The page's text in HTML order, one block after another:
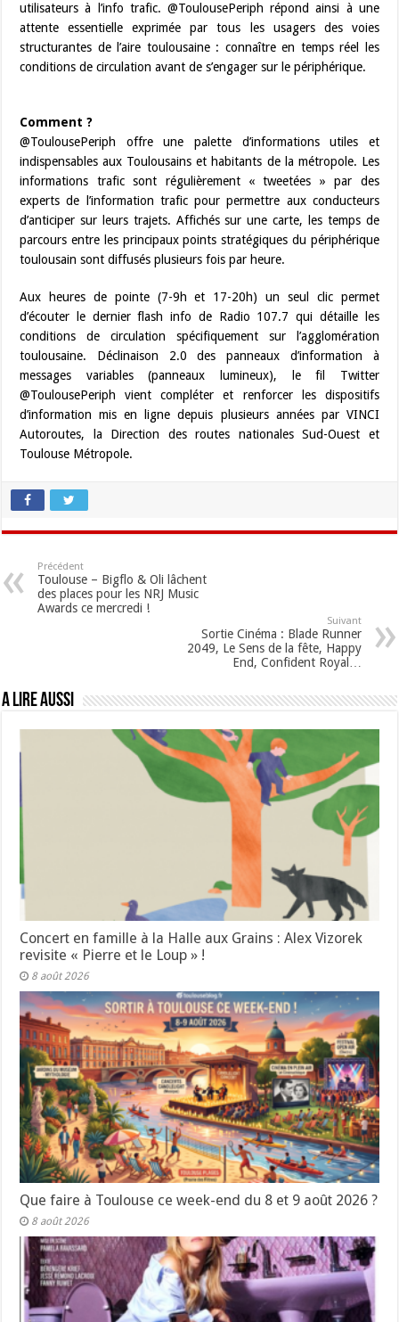
utilisateurs à l’info trafic. @ToulousePeriph répond ainsi à une
attente essentielle exprimée par tous les usagers des voies
structurantes de l’aire toulousaine : connaître en temps réel les
conditions de circulation avant de s’engager sur le périphérique.
Comment ?
@ToulousePeriph offre une palette d’informations utiles et
indispensables aux Toulousains et habitants de la métropole. Les
informations trafic sont régulièrement « tweetées » par des
experts de l’information trafic pour permettre aux conducteurs
d’anticiper sur leurs trajets. Affichés sur une carte, les temps de
parcours entre les principaux points stratégiques du périphérique
toulousain sont diffusés plusieurs fois par heure.
Aux heures de pointe (7-9h et 17-20h) un seul clic permet
d’écouter le dernier flash info de Radio 107.7 qui détaille les
conditions de circulation spécifiquement sur l’agglomération
toulousaine. Déclinaison 2.0 des panneaux d’information à
messages variables (panneaux lumineux), le fil Twitter
@ToulousePeriph vient compléter et renforcer les dispositifs
d’information mis en ligne depuis plusieurs années par VINCI
Autoroutes, la Direction des routes nationales Sud-Ouest et
Toulouse Métropole.
Précédent
Toulouse – Bigflo & Oli lâchent
des places pour les NRJ Music
Awards ce mercredi !
Suivant
Sortie Cinéma : Blade Runner
2049, Le Sens de la fête, Happy
End, Confident Royal…
A lire aussi
Concert en famille à la Halle aux Grains : Alex Vizorek
revisite « Pierre et le Loup » !
8 août 2026
Que faire à Toulouse ce week-end du 8 et 9 août 2026 ?
8 août 2026